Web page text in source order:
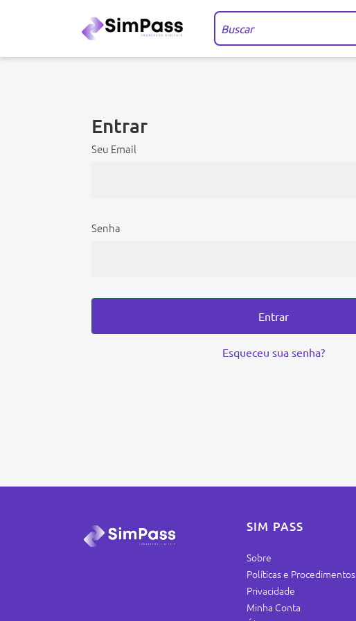
Entrar
Seu Email
Senha
Entrar
Esqueceu sua senha?
SIM PASS
Sobre
Políticas e Procedimentos
Privacidade
Minha Conta